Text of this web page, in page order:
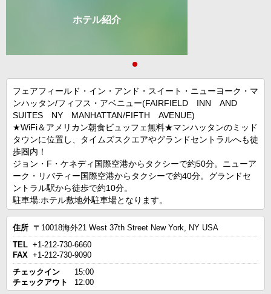
ホテル紹介
フェアフィールド・イン・アンド・スイート・ニューヨーク・マ
ンハッタン/フィフス・アベニュー(FAIRFIELD INN AND
SUITES NY MANHATTAN/FIFTH AVENUE)
★WiFi＆アメリカン朝食ビュッフェ無料★マンハッタンのミッド
タウンに位置し、タイムズスクエアやグランドセントラルへも徒
歩圏内！
ジョン・F・ケネディ国際空港からタクシーで約50分。ニューア
ーク・リバティー国際空港からタクシーで約40分。グランドセ
ントラル駅から徒歩で約10分。
駐車場:ホテル敷地外駐車場となります。
住所 〒10018海外21 West 37th Street New York, NY USA
TEL
FAX
+1-212-730-6660
+1-212-730-9090
チェックイン
15:00
チェックアウト
12:00